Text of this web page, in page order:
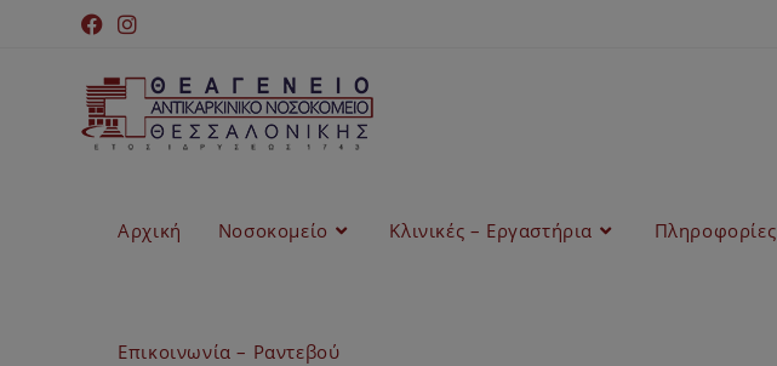
Αρχική Νοσοκομείο Κλινικές – Εργαστήρια Πληροφορίες
Επικοινωνία – Ραντεβού